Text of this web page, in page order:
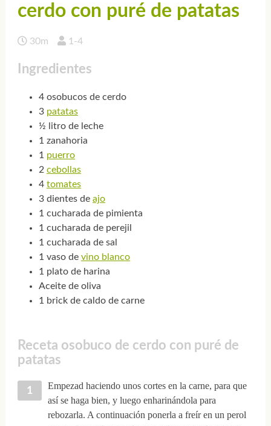
cerdo con puré de patatas
30m 1-4
Ingredientes
4 osobucos de cerdo
3 patatas
½ litro de leche
1 zanahoria
1 puerro
2 cebollas
4 tomates
3 dientes de ajo
1 cucharada de pimienta
1 cucharada de perejil
1 cucharada de sal
1 vaso de vino blanco
1 plato de harina
Aceite de oliva
1 brick de caldo de carne
Receta osobuco de cerdo con puré de
patatas
Empezad haciendo unos cortes en la carne, para que
así se haga bien, y luego enharinándola para
rebozarla. A continuación ponerla a freír en un perol